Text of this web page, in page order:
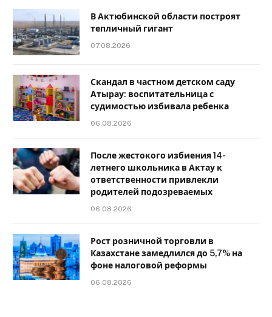
В Актюбинской области построят
тепличный гигант
07.08.2026
Скандал в частном детском саду
Атырау: воспитательница с
судимостью избивала ребенка
06.08.2026
После жестокого избиения 14-
летнего школьника в Актау к
ответственности привлекли
родителей подозреваемых
06.08.2026
Рост розничной торговли в
Казахстане замедлился до 5,7% на
фоне налоговой реформы
06.08.2026